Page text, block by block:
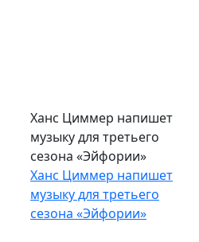
Ханс Циммер напишет
музыку для третьего
сезона «Эйфории»
Ханс Циммер напишет
музыку для третьего
сезона «Эйфории»